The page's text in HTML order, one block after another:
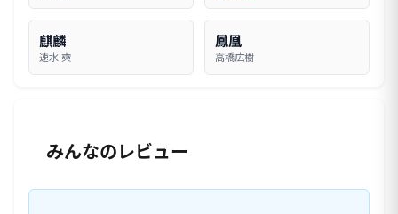
麒麟
速水 奭
鳳凰
高橋広樹
みんなのレビュー